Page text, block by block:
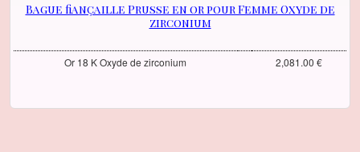
Bague fiançaille Prusse en or pour Femme Oxyde de
zirconium
Or 18 K Oxyde de zirconium 2,081.00 €